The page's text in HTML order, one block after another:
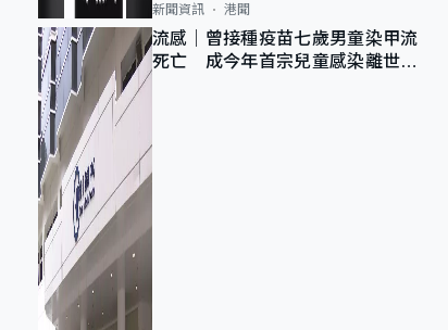
新聞資訊 港聞
流感｜曾接種疫苗七歲男童染甲流
死亡 成今年首宗兒童感染離世個